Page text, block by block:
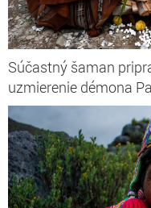
Súčastný šaman
uzmierenie démona